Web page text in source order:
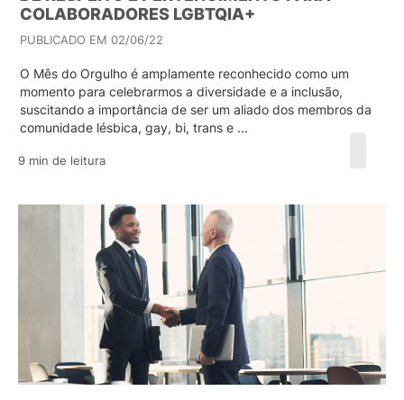
COLABORADORES LGBTQIA+
PUBLICADO EM 02/06/22
O Mês do Orgulho é amplamente reconhecido como um
momento para celebrarmos a diversidade e a inclusão,
suscitando a importância de ser um aliado dos membros da
comunidade lésbica, gay, bi, trans e ...
9 min de leitura